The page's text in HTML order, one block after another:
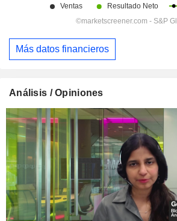
Más datos financieros
Análisis / Opiniones